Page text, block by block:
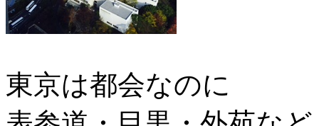
東京は都会なのに